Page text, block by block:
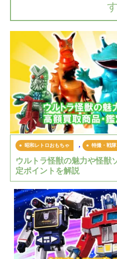
す
昭和レトロおもちゃ , 特撮・戦
ウルトラ怪獣の魅力や怪獣
定ポイントを解説